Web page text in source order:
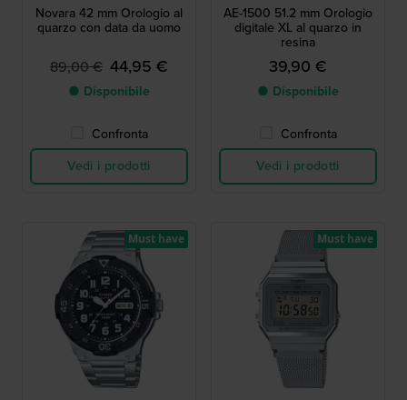
Novara 42 mm Orologio al
quarzo con data da uomo
89,00 € 44,95 €
● Disponibile
Confronta
Vedi i prodotti
AE-1500 51.2 mm Orologio
digitale XL al quarzo in
resina
39,90 €
● Disponibile
Confronta
Vedi i prodotti
Must have Must have